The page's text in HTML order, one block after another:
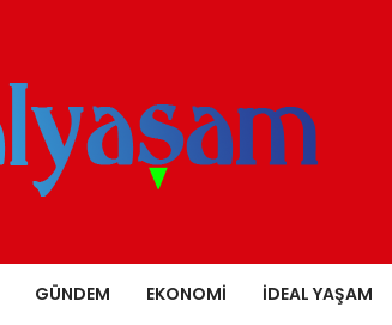
GÜNDEM EKONOMI İDEAL YAŞAM